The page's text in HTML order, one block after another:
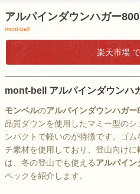
アルパインダウンハガー
mont-bell
楽天市場
mont-bell アルパインダウンハ
モンベルのアルパインダウンハガー
品質ダウンを使用したマミー型の
ンパクトで軽いのが特徴です。ゴ
チ素材を使用しており、登山向け
は、冬の登山でも使えるアルパイ
ペックを紹介します。